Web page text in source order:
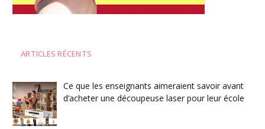
ARTICLES RÉCENTS
Ce que les enseignants aimeraient savoir avant
d’acheter une découpeuse laser pour leur école